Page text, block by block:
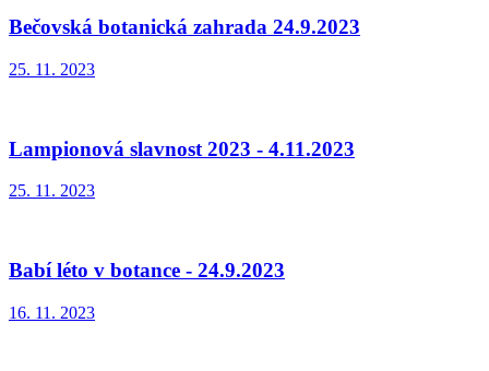
Bečovská botanická zahrada 24.9.2023
25. 11. 2023
Lampionová slavnost 2023 - 4.11.2023
25. 11. 2023
Babí léto v botance - 24.9.2023
16. 11. 2023